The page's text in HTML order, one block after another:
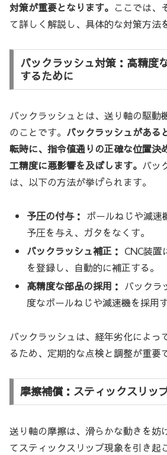
対策が重要となります。 ここでは、
て詳しく解説し、具体的な対策方法
バックラッシュ対策：高精度
するために
バックラッシュとは、送り軸の駆動
のことです。 バックラッシュがある
転時に、指令値通りの正確な位置決
工精度に悪影響を及ぼします。 バッ
は、以下の方法が挙げられます。
予圧の付与： ボールねじや減速
予圧を与え、ガタをなくす。
バックラッシュ補正： CNC装置
を登録し、自動的に補正する。
高精度な部品の採用： バックラ
度なボールねじや減速機を採用す
バックラッシュは、経年劣化によっ
るため、定期的な点検と調整が重要
摩擦補償：スティックスリッ
送り軸の摩擦は、滑らかな動きを妨
てスティックスリップ現象を引き起